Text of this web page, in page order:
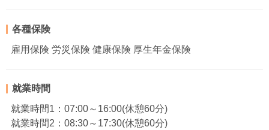
各種保険
雇用保険 労災保険 健康保険 厚生年金保険
就業時間
就業時間1：07:00～16:00(休憩60分)
就業時間2：08:30～17:30(休憩60分)